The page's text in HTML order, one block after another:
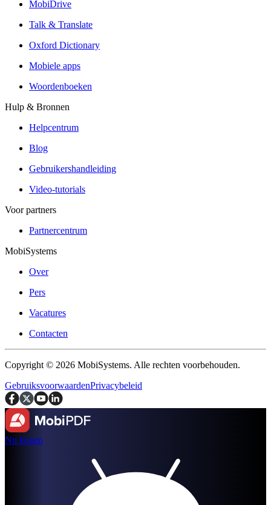
MobiDrive
Talk & Translate
Oxford Dictionary
Mobiele apps
Woordenboeken
Hulp & Bronnen
Helpcentrum
Blog
Gebruikershandleiding
Video-tutorials
Voor partners
Partnercentrum
MobiSystems
Over
Pers
Vacatures
Contacten
Copyright © 2026 MobiSystems. Alle rechten voorbehouden.
GebruiksvoorwaardenPrivacybeleid
Nu kopen